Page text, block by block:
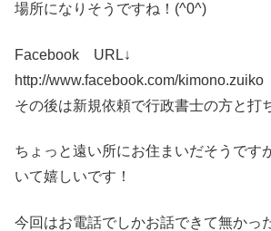
場所になりそうですね！(^0^)
Facebook URL↓
http://www.facebook.com/kimono.zuiko
その後は新規依頼で行政書士の方と打
ちょっと遠い所にお住まいだそうです
いて嬉しいです！
今回はお電話でしかお話できて無かっ